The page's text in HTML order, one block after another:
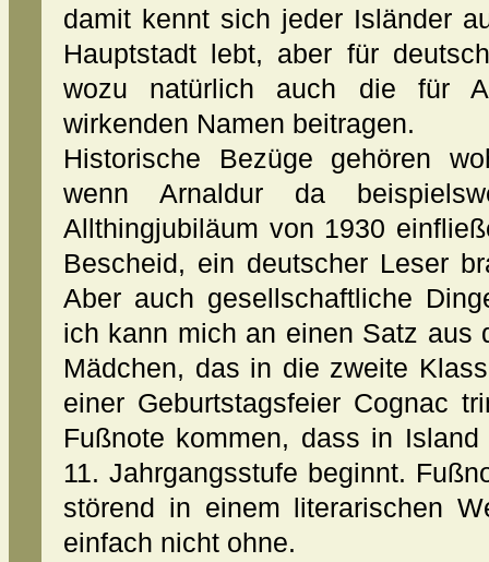
damit kennt sich jeder Isländer
Hauptstadt lebt, aber für
wozu natürlich auch die für
wirkenden Namen beitragen.
Historische Bezüge gehören
wenn Arnaldur da
Allthingjubiläum von 1930
Bescheid, ein deutscher Leser
Aber auch gesellschaftliche
ich kann mich an einen Satz aus
Mädchen, das in die zweite
einer Geburtstagsfeier Cognac
Fußnote kommen, dass in
11. Jahrgangsstufe beginnt.
störend in einem literarischen
einfach nicht ohne.